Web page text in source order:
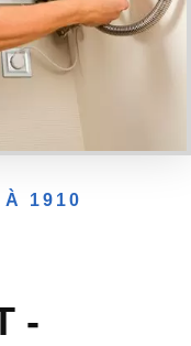
À 1910
-